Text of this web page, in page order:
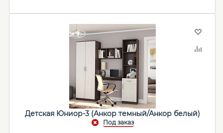
Детская Юниор-3 (Анкор темный/Анкор белый)